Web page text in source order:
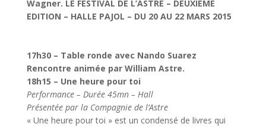
Wagner. LE FESTIVAL DE L’ASTRE – DEUXIEME
EDITION – HALLE PAJOL – DU 20 AU 22 MARS 2015
17h30 – Table ronde avec Nando Suarez
Rencontre animée par William Astre.
18h15 – Une heure pour toi
Performance – Durée 45mn – Hall
Présentée par la Compagnie de l’Astre
« Une heure pour toi » est un condensé de livres qui